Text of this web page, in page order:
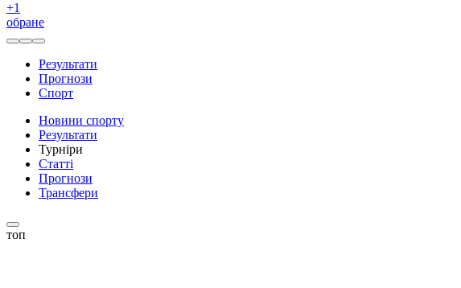
+1
обране
Результати
Прогнози
Спорт
Новини спорту
Результати
Турніри
Статті
Прогнози
Трансфери
топ